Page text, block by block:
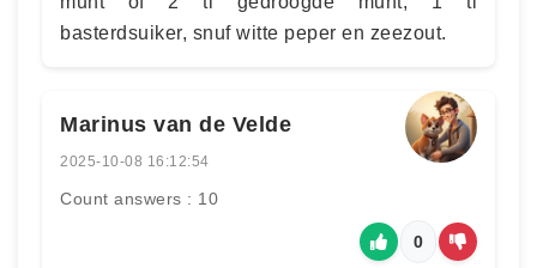
basterdsuiker, snuf witte peper en zeezout.
Marinus van de Velde
2025-10-08 16:12:54
Count answers : 10
0